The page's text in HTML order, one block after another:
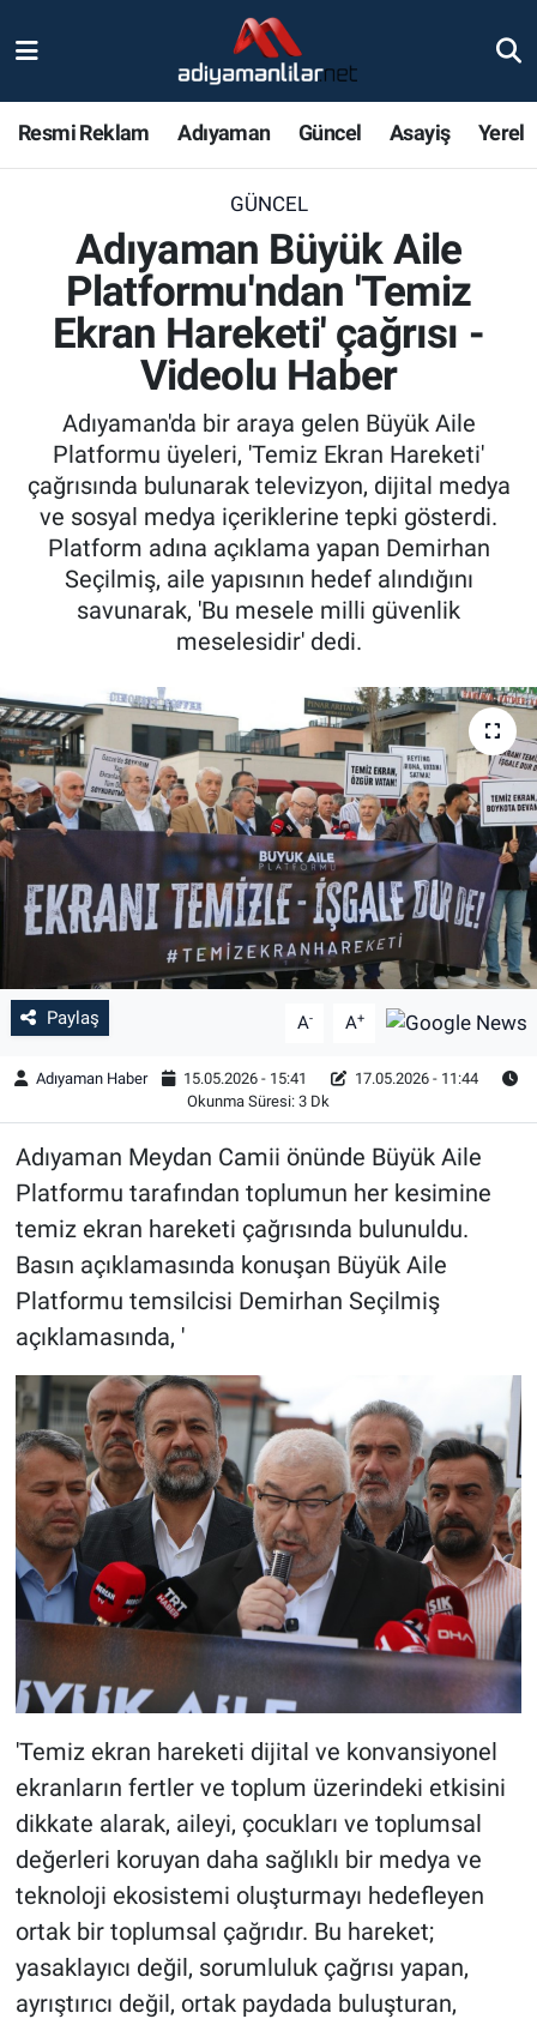
Resmi Reklam Adıyaman Güncel Asayiş Yerel
GÜNCEL
Adıyaman Büyük Aile
Platformu'ndan 'Temiz
Ekran Hareketi' çağrısı -
Videolu Haber
Adıyaman'da bir araya gelen Büyük Aile
Platformu üyeleri, 'Temiz Ekran Hareketi'
çağrısında bulunarak televizyon, dijital medya
ve sosyal medya içeriklerine tepki gösterdi.
Platform adına açıklama yapan Demirhan
Seçilmiş, aile yapısının hedef alındığını
savunarak, 'Bu mesele milli güvenlik
meselesidir' dedi.
Paylaş A- A+
Adıyaman Haber 15.05.2026 - 15:41
17.05.2026 - 11:44
Okunma Süresi: 3 Dk
Adıyaman Meydan Camii önünde Büyük Aile
Platformu tarafından toplumun her kesimine
temiz ekran hareketi çağrısında bulunuldu.
Basın açıklamasında konuşan Büyük Aile
Platformu temsilcisi Demirhan Seçilmiş
açıklamasında, '
'Temiz ekran hareketi dijital ve konvansiyonel
ekranların fertler ve toplum üzerindeki etkisini
dikkate alarak, aileyi, çocukları ve toplumsal
değerleri koruyan daha sağlıklı bir medya ve
teknoloji ekosistemi oluşturmayı hedefleyen
ortak bir toplumsal çağrıdır. Bu hareket;
yasaklayıcı değil, sorumluluk çağrısı yapan,
ayrıştırıcı değil, ortak paydada buluşturan,
Magazin
Bölge Haberleri
Asayiş
Sağlık
Özel Haber
Kültür Sanat
Eğitim
Ekonomi
Yaşam
Çevre
BİLİM VE TEKNOLOJİ
Şambayat Haber
Nöbetçi Eczaneler
Adiyaman Namaz Vakitleri
Trafik Durumu
Süper Lig Puan Durumu ve Fikstür
Tüm Manşetler
Son Dakika Haberleri
Haber Arşivi